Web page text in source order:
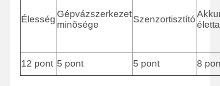
Élesség
Gépvázszerkezet
minõsége
Szenzortisztító
12 pont 5 pont 5 pont 8